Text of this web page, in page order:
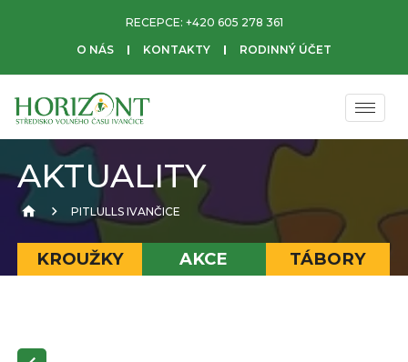
RECEPCE: +420 605 278 361
O NÁS
KONTAKTY RODINNÝ ÚČET
AKTUALITY
PITLULLS IVANČICE
KROUŽKY AKCE TÁBORY